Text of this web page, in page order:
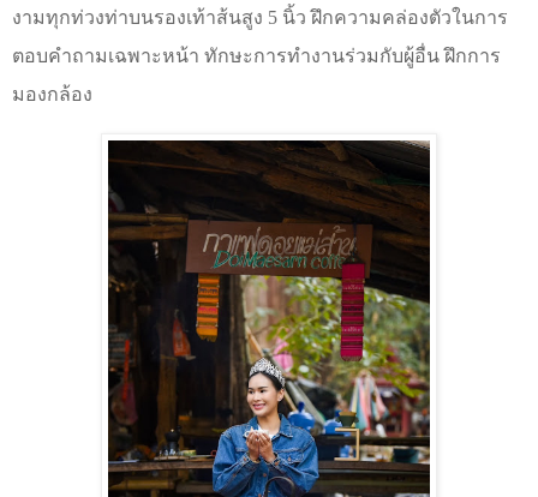
งามทุกท่วงท่าบนรองเท้าส้นสูง 5 นิ้ว ฝึกความคล่องตัวในการ
ตอบคำถามเฉพาะหน้า ทักษะการทำงานร่วมกับผู้อื่น ฝึกการ
มองกล้อง